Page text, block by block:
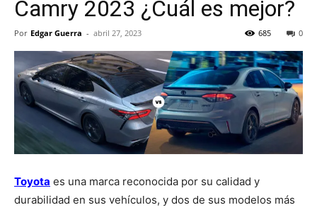
Camry 2023 ¿Cuál es mejor?
Por Edgar Guerra - abril 27, 2023 0
685
Toyota es una marca reconocida por su calidad y
durabilidad en sus vehículos, y dos de sus modelos más